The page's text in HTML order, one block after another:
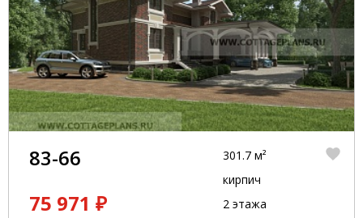
83-66
75 971 ₽
301.7 м²
кирпич
2 этажа